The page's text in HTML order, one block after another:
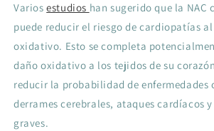
Variosestudios han sugerido que la NAC
puede reducir el riesgo de cardiopatías
oxidativo. Esto se completa
daño oxidativo a los tejidos de su
reducir la probabilidad de enfermedades
derrames cerebrales, ataques cardíacos
graves.